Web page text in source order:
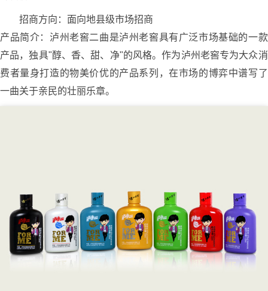
招商方向：面向地县级市场招商
产品简介：泸州老窖二曲是泸州老窖具有广泛市场基础的一款
产品，独具"醇、香、甜、净"的风格。作为泸州老窖专为大众消
费者量身打造的物美价优的产品系列，在市场的博弈中谱写了
一曲关于亲民的壮丽乐章。